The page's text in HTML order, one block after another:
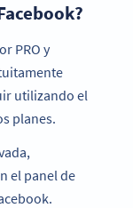
PRO y
utilizando el
planes.
el panel de